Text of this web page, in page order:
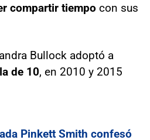
compartir tiempo con sus
Bullock adoptó a
de 10, en 2010 y 2015
Pinkett Smith confesó